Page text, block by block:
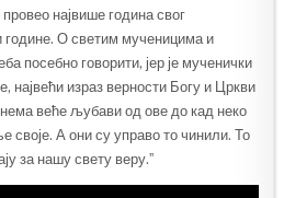
провео највише година свог
О светим мученицима и
посебно говорити, јер је мученички
највећи израз верности Богу и Цркви
веће љубави од ове до кад неко
своје. А они су управо то чинили. То
за нашу свету веру.ˮ